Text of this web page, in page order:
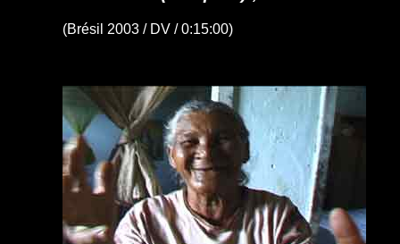
(Brésil 2003 / DV / 0:15:00)